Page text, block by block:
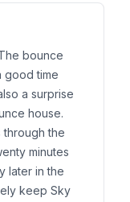
bounce
good time
a surprise
house.
the
minutes
later in the
keep Sky